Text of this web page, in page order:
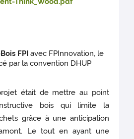
FPIavec FPInnovation, le
par la convention DHUP
était de mettre au point
bois qui limite la
grâce à une anticipation
Le tout en ayant une